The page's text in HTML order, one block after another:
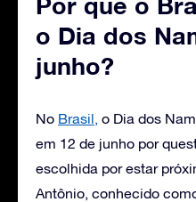
o Dia dos
junho?
No Brasil, o Dia dos
em 12 de junho por
escolhida por estar
Antônio, conhecido